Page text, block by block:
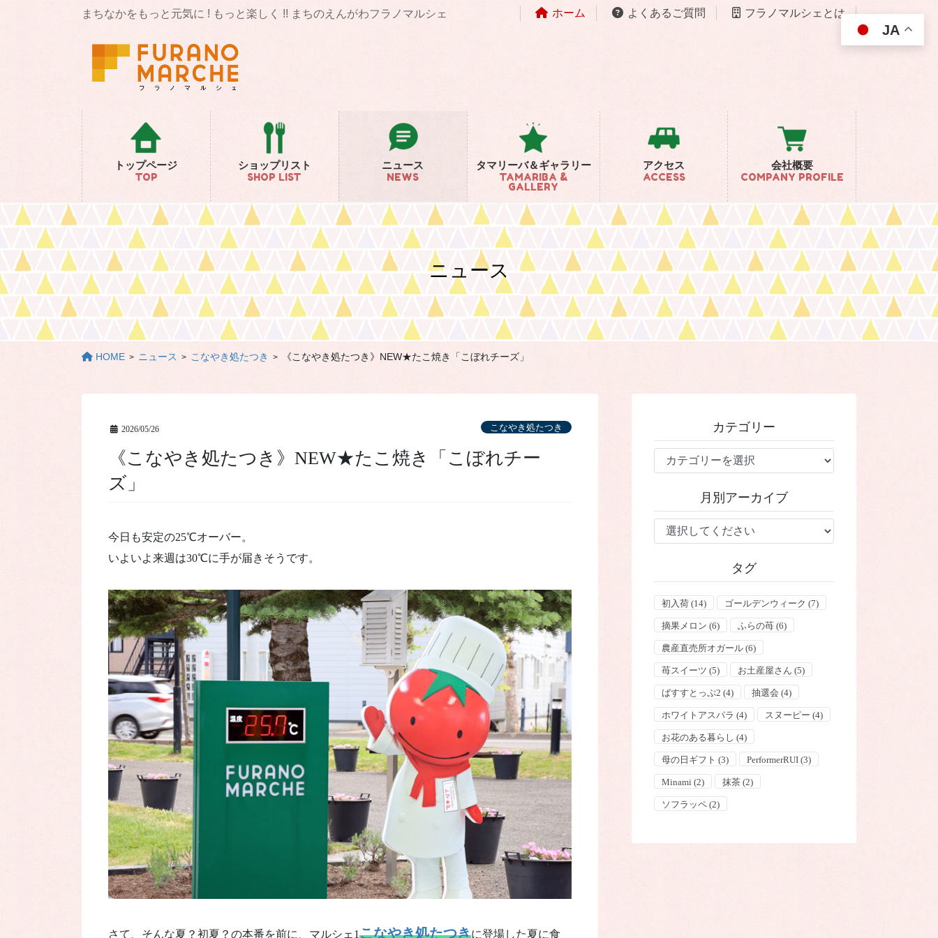
まちなかをもっと元気に ! もっと楽しく !! まちのえんがわフラノマルシェ ホーム よくあるご質問 フラノマルシェとは
トップページ
TOP
ショップリスト
SHOP LIST
ニュース
NEWS
タマリーバ＆ギャラリー
TAMARIBA &
GALLERY
アクセス
ACCESS
会社概要
COMPANY PROFILE
ニュース
HOME ニュース こなやき処たつき 《こなやき処たつき》NEW★たこ焼き「こぼれチーズ」
2026/05/26 こなやき処たつき
《こなやき処たつき》NEW★たこ焼き「こぼれチー
ズ」
今日も安定の25℃オーバー。
いよいよ来週は30℃に手が届きそうです。
さて、そんな夏？初夏？の本番を前に、マルシェ1こなやき処たつきに登場した夏に食
カテゴリー
テ
ー
月別アーカイブ
タグ
初入荷 (14) ゴールデンウィーク (7)
摘果メロン (6) ふらの苺 (6)
農産直売所オガール (6)
苺スイーツ (5) お土産屋さん (5)
ばすすとっぷ2 (4) 抽選会 (4)
ホワイトアスパラ (4) スヌーピー (4)
お花のある暮らし (4)
母の日ギフト (3) PerformerRUI (3)
Minami (2) 抹茶 (2)
ソフラッペ (2)
JA